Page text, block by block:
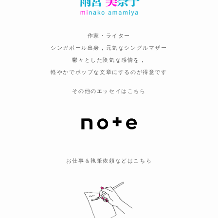
作家・ライター
シンガポール出身，元気なシングルマザー
鬱々とした陰気な感情を，
軽やかでポップな文章にするのが得意です
その他のエッセイはこちら
お仕事＆執筆依頼などはこちら